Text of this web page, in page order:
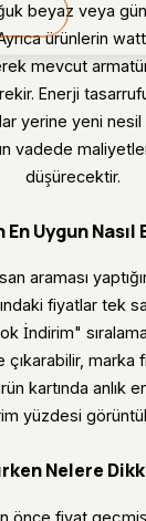
beyaz veya gün
ürünlerin
mevcut
Enerji
yerine yeni
vadede
düşürecektir.
Uygun Nasıl
araması
fiyatlar tek
İndirim"
marka
kartında anlık
yüzdesi
Nelere
önce fiyat